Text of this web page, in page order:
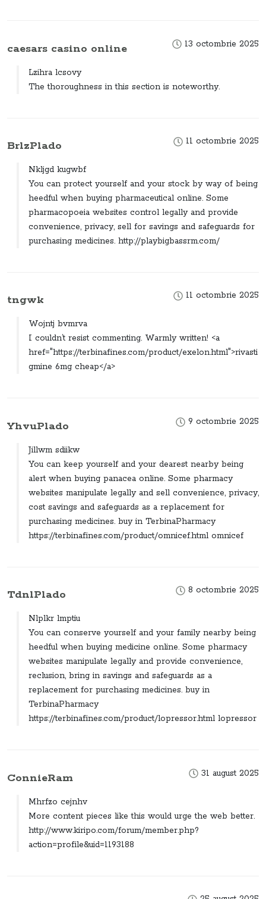
13 octombrie 2025
caesars casino online
Lzihra lcsovy
The thoroughness in this section is noteworthy.
11 octombrie 2025
BrlzPlado
Nkljgd kugwbf
You can protect yourself and your stock by way of being
heedful when buying pharmaceutical online. Some
pharmacopoeia websites control legally and provide
convenience, privacy, sell for savings and safeguards for
purchasing medicines. http://playbigbassrm.com/
11 octombrie 2025
tngwk
Wojntj bvmrva
I couldn’t resist commenting. Warmly written! <a
href="https://terbinafines.com/product/exelon.html">rivasti
gmine 6mg cheap</a>
9 octombrie 2025
YhvuPlado
Jillwm sdiikw
You can keep yourself and your dearest nearby being
alert when buying panacea online. Some pharmacy
websites manipulate legally and sell convenience, privacy,
cost savings and safeguards as a replacement for
purchasing medicines. buy in TerbinaPharmacy
https://terbinafines.com/product/omnicef.html omnicef
8 octombrie 2025
TdnlPlado
Nlplkr lmptiu
You can conserve yourself and your family nearby being
heedful when buying medicine online. Some pharmacy
websites manipulate legally and provide convenience,
reclusion, bring in savings and safeguards as a
replacement for purchasing medicines. buy in
TerbinaPharmacy
https://terbinafines.com/product/lopressor.html lopressor
31 august 2025
ConnieRam
Mhrfzo cejnhv
More content pieces like this would urge the web better.
http://www.kiripo.com/forum/member.php?
action=profile&uid=1193188